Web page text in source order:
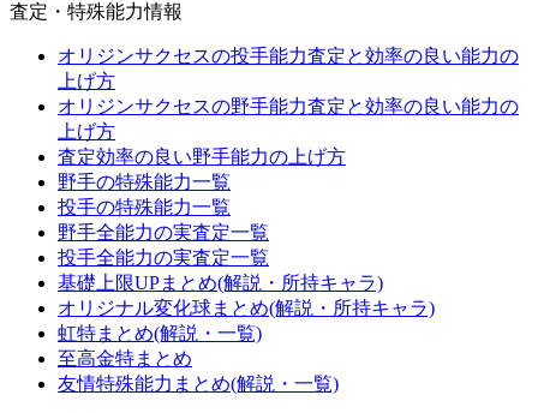
査定・特殊能力情報
オリジンサクセスの投手能力査定と効率の良い能力の
上げ方
オリジンサクセスの野手能力査定と効率の良い能力の
上げ方
査定効率の良い野手能力の上げ方
野手の特殊能力一覧
投手の特殊能力一覧
野手全能力の実査定一覧
投手全能力の実査定一覧
基礎上限UPまとめ(解説・所持キャラ)
オリジナル変化球まとめ(解説・所持キャラ)
虹特まとめ(解説・一覧)
至高金特まとめ
友情特殊能力まとめ(解説・一覧)